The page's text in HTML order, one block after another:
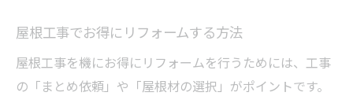
屋根工事でお得にリフォームする方法
屋根工事を機にお得にリフォームを行うためには、工事
の「まとめ依頼」や「屋根材の選択」がポイントです。